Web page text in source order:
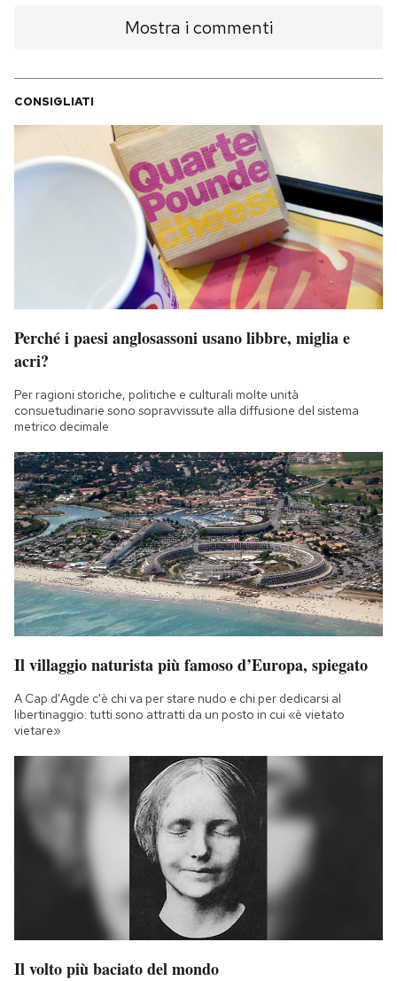
Mostra i commenti
CONSIGLIATI
Perché i paesi anglosassoni usano libbre, miglia e
acri?
Per ragioni storiche, politiche e culturali molte unità
consuetudinarie sono sopravvissute alla diffusione del sistema
metrico decimale
Il villaggio naturista più famoso d’Europa, spiegato
A Cap d'Agde c'è chi va per stare nudo e chi per dedicarsi al
libertinaggio: tutti sono attratti da un posto in cui «è vietato
vietare»
Il volto più baciato del mondo